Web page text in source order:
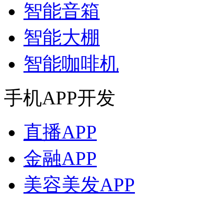
智能音箱
智能大棚
智能咖啡机
手机APP开发
直播APP
金融APP
美容美发APP